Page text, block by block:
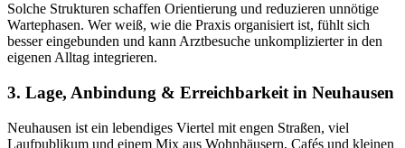
Solche Strukturen schaffen Orientierung und reduzieren unnötige
Wartephasen. Wer weiß, wie die Praxis organisiert ist, fühlt sich
besser eingebunden und kann Arztbesuche unkomplizierter in den
eigenen Alltag integrieren.
3. Lage, Anbindung & Erreichbarkeit in Neuhausen
Neuhausen ist ein lebendiges Viertel mit engen Straßen, viel
Laufpublikum und einem Mix aus Wohnhäusern, Cafés und kleinen